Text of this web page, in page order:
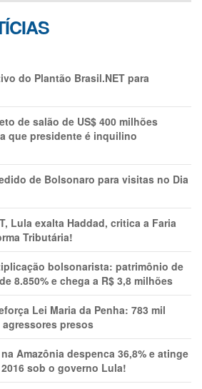
do Plantão Brasil.NET para
de salão de US$ 400 milhões
que presidente é inquilino
de Bolsonaro para visitas no Dia
Lula exalta Haddad, critica a Faria
Tributária!
bolsonarista: patrimônio de
8.850% e chega a R$ 3,8 milhões
Lei Maria da Penha: 783 mil
presos
Amazônia despenca 36,8% e atinge
sob o governo Lula!